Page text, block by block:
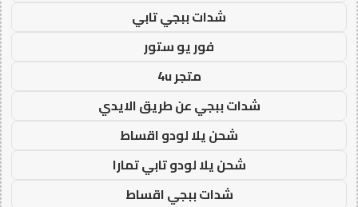
شدات ببجي تابي
فور يو ستور
متجر 4u
شدات ببجي عن طريق الايدي
شحن يلا لودو اقساط
شحن يلا لودو تابي تمارا
شدات ببجي اقساط